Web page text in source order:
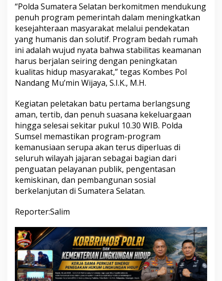
“Polda Sumatera Selatan berkomitmen mendukung
penuh program pemerintah dalam meningkatkan
kesejahteraan masyarakat melalui pendekatan
yang humanis dan solutif. Program bedah rumah
ini adalah wujud nyata bahwa stabilitas keamanan
harus berjalan seiring dengan peningkatan
kualitas hidup masyarakat,” tegas Kombes Pol
Nandang Mu’min Wijaya, S.I.K., M.H.
Kegiatan peletakan batu pertama berlangsung
aman, tertib, dan penuh suasana kekeluargaan
hingga selesai sekitar pukul 10.30 WIB. Polda
Sumsel memastikan program-program
kemanusiaan serupa akan terus diperluas di
seluruh wilayah jajaran sebagai bagian dari
penguatan pelayanan publik, pengentasan
kemiskinan, dan pembangunan sosial
berkelanjutan di Sumatera Selatan.
Reporter:Salim